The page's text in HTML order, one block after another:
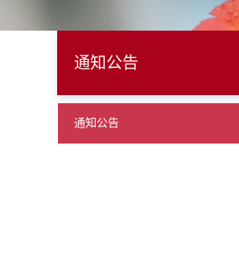
通知公告
通知公告